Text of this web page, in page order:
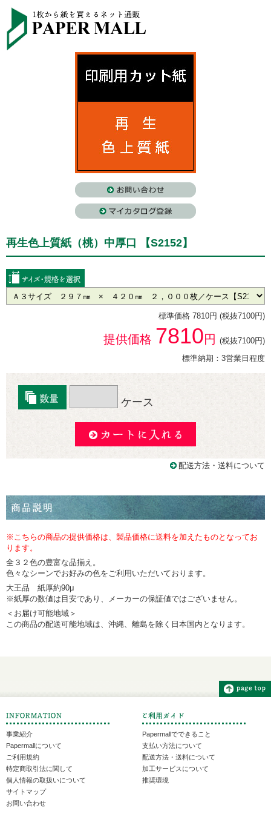
再生色上質紙（桃）中厚口 【S2152】
標準価格 7810円 (税抜7100円)
提供価格 7810円 (税抜7100円)
標準納期：3営業日程度
ケース
配送方法・送料について
※こちらの商品の提供価格は、製品価格に送料を加えたものとなってお
ります。
全３２色の豊富な品揃え。
色々なシーンでお好みの色をご利用いただいております。
大王品 紙厚約90μ
※紙厚の数値は目安であり、メーカーの保証値ではございません。
＜お届け可能地域＞
この商品の配送可能地域は、沖縄、離島を除く日本国内となります。
事業紹介
Papermallについて
ご利用規約
特定商取引法に関して
個人情報の取扱いについて
サイトマップ
お問い合わせ
Papermallでできること
支払い方法について
配送方法・送料について
加工サービスについて
推奨環境